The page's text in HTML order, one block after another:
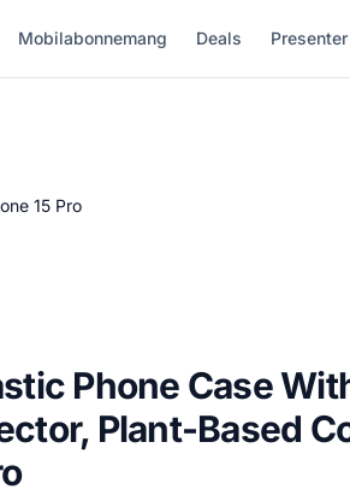
Mobilabonnemang Deals Presenter
15 Pro
Phone Case
Plant-Based